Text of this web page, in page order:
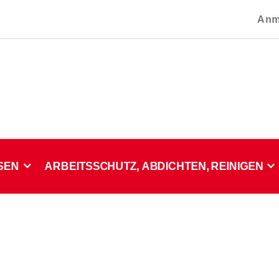
ARBEITSSCHUTZ, ABDICHTEN, REINIGEN